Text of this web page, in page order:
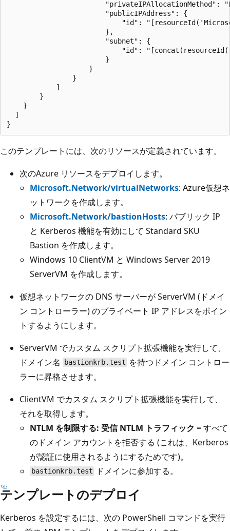
このテンプレートには、次のリソースが定義されています。
次のAzure リソースをデプロイします。
Microsoft.Network/virtualNetworks: Azure仮想ネ
ットワークを作成します。
Microsoft.Network/bastionHosts: パブリック IP
と Kerberos 機能を有効にして Standard SKU
Bastion を作成します。
Windows 10 ClientVM と Windows Server 2019
ServerVM を作成します。
仮想ネットワークの DNS サーバーが ServerVM (ドメイ
ン コントローラー) のプライベート IP アドレスをポイン
トするようにします。
ServerVM でカスタム スクリプト拡張機能を実行して、
ドメイン名
bastionkrb.test を持つドメイン コントロー
ラーに昇格させます。
ClientVM でカスタム スクリプト拡張機能を実行して、
それを取得します。
NTLM を制限する: 受信 NTLM トラフィック = すべて
のドメイン アカウントを拒否する (これは、Kerberos
が認証に使用されるようにするためです)。
bastionkrb.test ドメインに参加する。
テンプレートのデプロイ
Kerberos を設定するには、次の PowerShell コマンドを実行